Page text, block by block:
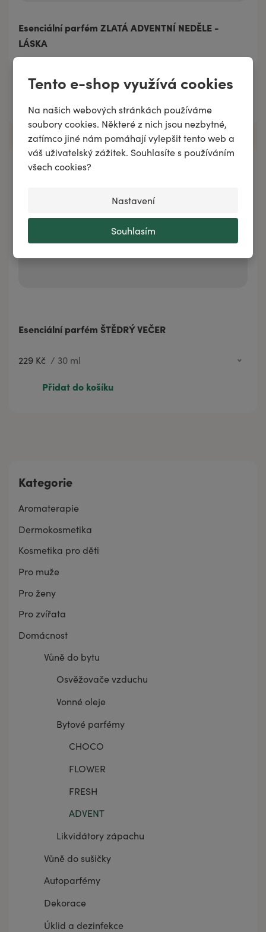
Tento e-shop využívá cookies
Na našich webových stránkách používáme
soubory cookies. Některé z nich jsou nezbytné,
zatímco jiné nám pomáhají vylepšit tento web a
váš uživatelský zážitek. Souhlasíte s používáním
všech cookies?
Nastavení
Souhlasím
Esenciální parfém ZLATÁ ADVENTNÍ NEDĚLE -
LÁSKA
60 Kč
3 ml
Esenciální parfém ŠTĚDRÝ VEČER
229 Kč / 30 ml
229 Kč
30 ml
Přidat do košíku
Kategorie
Aromaterapie
Dermokosmetika
Kosmetika pro děti
Pro muže
Pro ženy
Pro zvířata
Domácnost
Vůně do bytu
Osvěžovače vzduchu
Vonné oleje
Bytové parfémy
CHOCO
FLOWER
FRESH
ADVENT
Likvidátory zápachu
Vůně do sušičky
Autoparfémy
Dekorace
Úklid a dezinfekce